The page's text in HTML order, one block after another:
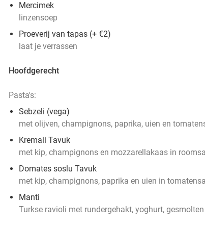
Mercimek
linzensoep
Proeverij van tapas (+ €2)
laat je verrassen
Hoofdgerecht
Pasta's:
Sebzeli (vega)
met olijven, champignons, paprika, uien en
Kremali Tavuk
met kip, champignons en mozzarellakaas in
Domates soslu Tavuk
met kip, champignons, paprika en uien in
Manti
Turkse ravioli met rundergehakt, yoghurt,